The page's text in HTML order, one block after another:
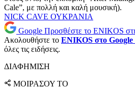
Cale”, με πολλή και καλή μουσική).
NICK CAVE ΟΥΚΡΑΝΙΑ
Google Προσθέστε το ENIKOS
Ακολουθήστε το ENIKOS στο Google
όλες τις ειδήσεις.
ΔΙΑΦΗΜΙΣΗ
ΜΟΙΡΑΣΟΥ ΤΟ